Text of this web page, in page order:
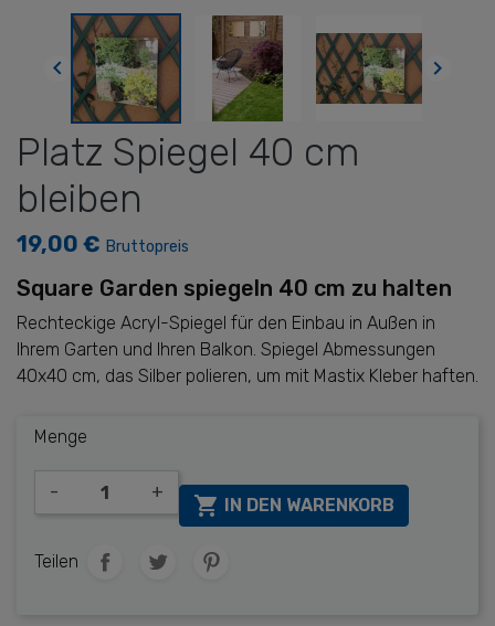
 
Platz Spiegel 40 cm
bleiben
19,00 € Bruttopreis
Square Garden spiegeln 40 cm zu halten
Rechteckige Acryl-Spiegel für den Einbau in Außen in
Ihrem Garten und Ihren Balkon. Spiegel Abmessungen
40x40 cm, das Silber polieren, um mit Mastix Kleber haften.
Menge
- +
 IN DEN WARENKORB
Teilen